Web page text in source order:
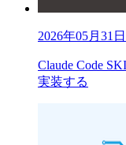
2026年05月31日
Claude Code
実装する